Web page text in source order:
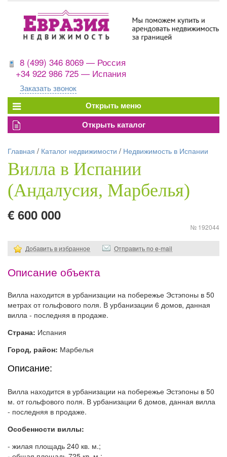
8 (499) 346 8069 — Россия
+34 922 986 725 — Испания
Заказать звонок
Главная / Каталог недвижимости / Недвижимость в Испании
Вилла в Испании
(Андалусия, Марбелья)
€ 600 000
№ 192044
Добавить в избранное Отправить по e-mail
Описание объекта
Вилла находится в урбанизации на побережье Эстэпоны в 50
метрах от гольфового поля. В урбанизации 6 домов, данная
вилла - последняя в продаже.
Страна: Испания
Город, район: Марбелья
Описание:
Вилла находится в урбанизации на побережье Эстэпоны в 50
м. от гольфового поля. В урбанизации 6 домов, данная вилла
- последняя в продаже.
Особенности виллы:
- жилая площадь 240 кв. м.;